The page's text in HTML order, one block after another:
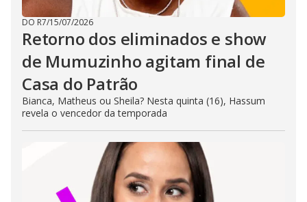
DO R7/15/07/2026
Retorno dos eliminados e show
de Mumuzinho agitam final de
Casa do Patrão
Bianca, Matheus ou Sheila? Nesta quinta (16), Hassum
revela o vencedor da temporada